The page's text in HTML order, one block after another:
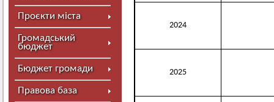
Проєкти міста
Громадський
бюджет
Бюджет громади
Правова база
2024
2025